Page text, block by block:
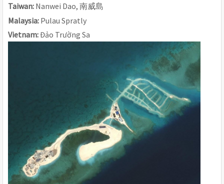
Taiwan: Nanwei Dao, 南威島
Malaysia: Pulau Spratly
Vietnam: Đảo Trường Sa